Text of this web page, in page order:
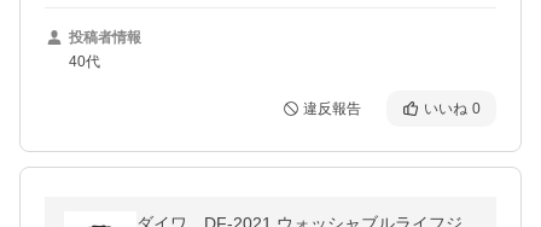
投稿者情報
40代
違反報告 いいね 0